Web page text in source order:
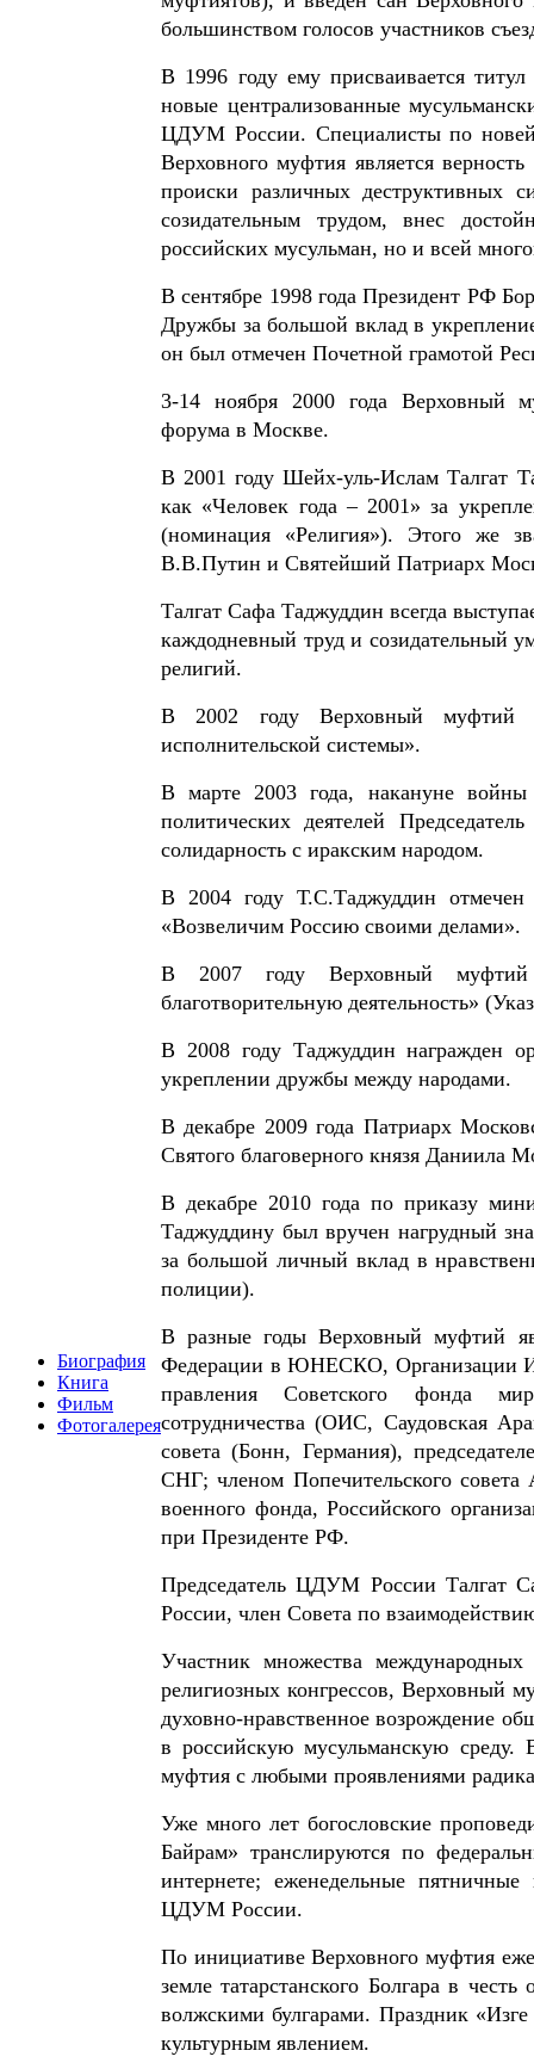
Биография
Книга
Фильм
Фотогалерея
большинством голосов участников
В 1996 году ему присваивается
новые централизованные
ЦДУМ России. Специалисты по
Верховного муфтия является
происки различных
созидательным трудом, внес
российских мусульман, но и всей
В сентябре 1998 года Президент РФ
Дружбы за большой вклад в
он был отмечен Почетной грамотой
3-14 ноября 2000 года Верховный
форума в Москве.
В 2001 году Шейх-уль-Ислам Талгат
как «Человек года – 2001» за
(номинация «Религия»). Этого же
В.В.Путин и Святейший Патриарх
Талгат Сафа Таджуддин всегда
каждодневный труд и созидательный
религий.
В 2002 году Верховный муфтий
исполнительской системы».
В марте 2003 года, накануне
политических деятелей
солидарность с иракским народом.
В 2004 году Т.С.Таджуддин
«Возвеличим Россию своими делами».
В 2007 году Верховный муфтий
благотворительную деятельность»
В 2008 году Таджуддин награжден
укреплении дружбы между народами.
В декабре 2009 года Патриарх
Святого благоверного князя Даниила
В декабре 2010 года по приказу
Таджуддину был вручен нагрудный
за большой личный вклад в
полиции).
В разные годы Верховный муфтий
Федерации в ЮНЕСКО, Организации
правления Советского фонда
сотрудничества (ОИС, Саудовская
совета (Бонн, Германия),
СНГ; членом Попечительского совета
военного фонда, Российского
при Президенте РФ.
Председатель ЦДУМ России Талгат
России, член Совета по
Участник множества
религиозных конгрессов, Верховный
духовно-нравственное возрождение
в российскую мусульманскую среду.
муфтия с любыми проявлениями
Уже много лет богословские
Байрам» транслируются по
интернете; еженедельные
ЦДУМ России.
По инициативе Верховного муфтия
земле татарстанского Болгара в
волжскими булгарами. Праздник
культурным явлением.